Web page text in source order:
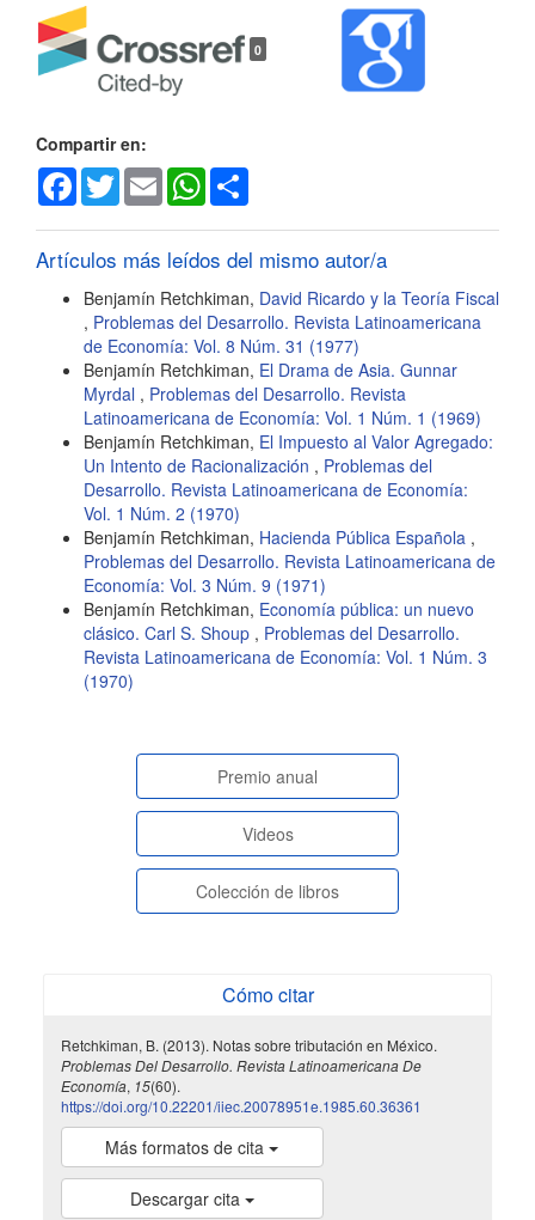
Detalles
del
artículo
0
Compartir en:
Facebook
Twitter Email WhatsApp
Artículos más leídos del mismo autor/a
Benjamín Retchkiman, David Ricardo y la Teoría Fiscal
, Problemas del Desarrollo. Revista Latinoamericana
de Economía: Vol. 8 Núm. 31 (1977)
Benjamín Retchkiman, El Drama de Asia. Gunnar
Myrdal , Problemas del Desarrollo. Revista
Latinoamericana de Economía: Vol. 1 Núm. 1 (1969)
Benjamín Retchkiman, El Impuesto al Valor Agregado:
Un Intento de Racionalización , Problemas del
Desarrollo. Revista Latinoamericana de Economía:
Vol. 1 Núm. 2 (1970)
Benjamín Retchkiman, Hacienda Pública Española ,
Problemas del Desarrollo. Revista Latinoamericana de
Economía: Vol. 3 Núm. 9 (1971)
Benjamín Retchkiman, Economía pública: un nuevo
clásico. Carl S. Shoup , Problemas del Desarrollo.
Revista Latinoamericana de Economía: Vol. 1 Núm. 3
(1970)
paginasespeciales
Premio anual
Videos
Colección de libros
Cómo citar
Retchkiman, B. (2013). Notas sobre tributación en México.
Problemas Del Desarrollo. Revista Latinoamericana De
Economía, 15(60).
https://doi.org/10.22201/iiec.20078951e.1985.60.36361
Más formatos de cita
Descargar cita